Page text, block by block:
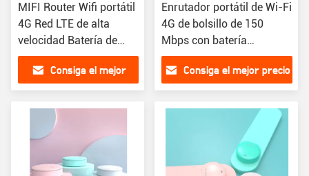
MIFI Router Wifi portátil
4G Red LTE de alta
velocidad Batería de
2500 mAh
Consiga el mejor
Enrutador portátil de Wi-Fi
4G de bolsillo de 150
Mbps con batería
separable de puerto tipo C
Consiga el mejor precio